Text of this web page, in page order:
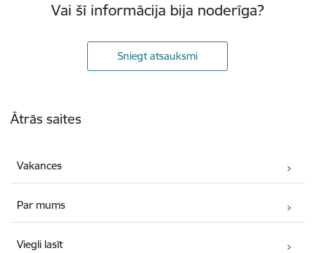
Vai šī informācija bija noderīga?
Sniegt atsauksmi
Ātrās saites
Vakances
Par mums
Viegli lasīt